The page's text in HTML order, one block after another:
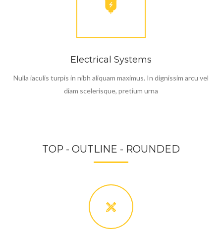
Electrical Systems
Nulla iaculis turpis in nibh aliquam maximus. In dignissim arcu vel
diam scelerisque, pretium urna
TOP - OUTLINE - ROUNDED